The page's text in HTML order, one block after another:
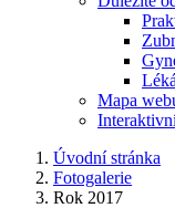
Mapa
Úvodní stránka
Fotogalerie
Rok 2017